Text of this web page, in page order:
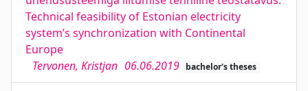
Technical feasibility of Estonian electricity
system’s synchronization with Continental
Europe
Tervonen, Kristjan 06.06.2019 bachelor's theses